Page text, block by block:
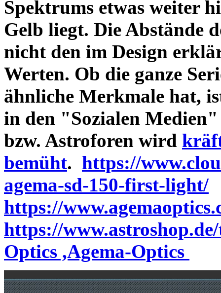
Spektrums etwas weiter
Gelb liegt. Die Abstände
nicht den im Design
Werten. Ob die ganze
ähnliche Merkmale hat,
in den "Sozialen Medien"
bzw. Astroforen wird
bemüht. https://
agema-sd-150-first-light/
https://
https://
Optics ,Agema-Optics